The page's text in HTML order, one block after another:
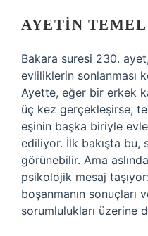
AYETIN
Bakara suresi 230.
evliliklerin sonlanması
Ayette, eğer bir erkek
üç kez gerçekleşirse,
eşinin başka biriyle
ediliyor. İlk bakışta bu,
görünebilir. Ama
psikolojik mesaj
boşanmanın sonuçları
sorumlulukları üzerine